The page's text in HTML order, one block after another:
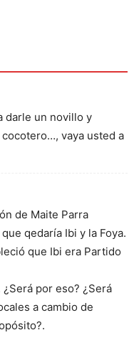
darle un novillo y
vaya usted a
de Maite Parra
qedaría Ibi y la Foya.
que Ibi era Partido
por eso? ¿Será
a cambio de